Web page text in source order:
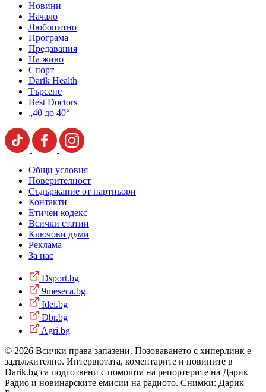
Новини
Начало
Любопитно
Програма
Предавания
На живо
Спорт
Darik Health
Търсене
Best Doctors
„40 до 40“
Общи условия
Поверителност
Съдържание от партньори
Контакти
Етичен кодекс
Всички статии
Ключови думи
Реклама
За нас
Dsport.bg
9meseca.bg
Idei.bg
Dbr.bg
Agri.bg
© 2026 Всички права запазени. Позоваването с хиперлинк е
задължително. Интервютата, коментарите и новините в
Darik.bg са подготвени с помощта на репортерите на Дарик
Радио и новинарските емисии на радиото. Снимки: Дарик